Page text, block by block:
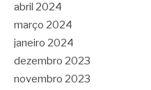
abril 2024
março 2024
janeiro 2024
dezembro 2023
novembro 2023